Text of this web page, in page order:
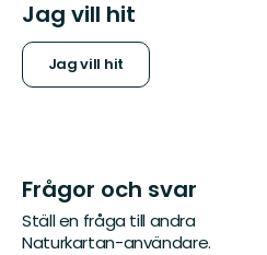
Jag vill hit
Jag vill hit
Frågor och svar
Ställ en fråga till andra
Naturkartan-användare.